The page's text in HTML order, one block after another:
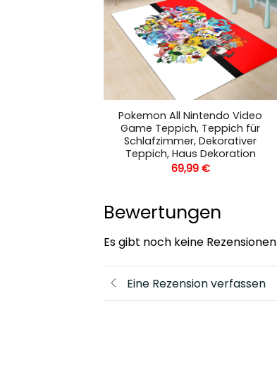
Pokemon All Nintendo Video
Game Teppich, Teppich für
Schlafzimmer, Dekorativer
Teppich, Haus Dekoration
69,99 €
Bewertungen
Es gibt noch keine Rezensionen
Eine Rezension verfassen